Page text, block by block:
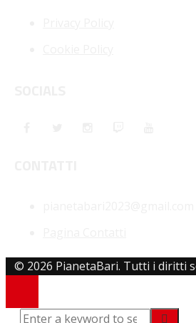
© 2026 PianetaBari. Tutti i diritti